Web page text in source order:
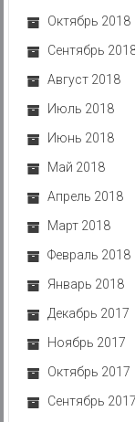
Октябрь 2018
Сентябрь
Август 2018
Июль 2018
Июнь 2018
Май 2018
Апрель 2018
Март 2018
Февраль 2018
Январь 2018
Декабрь 2017
Ноябрь 2017
Октябрь 2017
Сентябрь 2017